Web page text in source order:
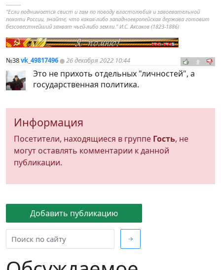
Добавить публикацию
→
----------
"Если поднимается свист и гам по поводу властолюбия и завоевательной
похоти России, знайте, что какая-либо западноевропейская держава готовит
безсовестнейший захват чьей-либо земли." И.С. Аксаков (1823-1886)
№38vk_49817496 26 декабря 2022 10:44 0
Это не прихоть отдельных "личностей", а
государственная политика.
Информация
Посетители, находящиеся в группе Гость, не
могут оставлять комментарии к данной
публикации.